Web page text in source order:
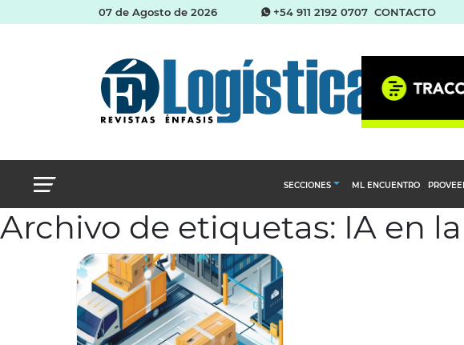
07 de Agosto de 2026 +54 911 2192 0707 CONTACTO
SECCIONES
Abastecimiento y compras
ML ENCUENTRO
Archivo de etiquetas: IA en